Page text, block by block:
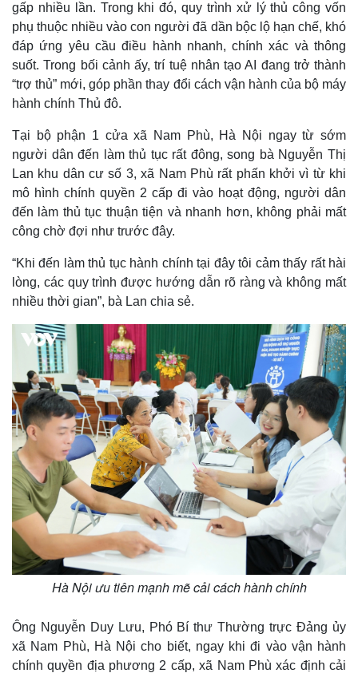
gấp nhiều lần. Trong khi đó, quy trình xử lý thủ công vốn
phụ thuộc nhiều vào con người đã dần bộc lộ hạn chế, khó
đáp ứng yêu cầu điều hành nhanh, chính xác và thông
suốt. Trong bối cảnh ấy, trí tuệ nhân tạo AI đang trở thành
“trợ thủ” mới, góp phần thay đổi cách vận hành của bộ máy
hành chính Thủ đô.
Tại bộ phận 1 cửa xã Nam Phù, Hà Nội ngay từ sớm
người dân đến làm thủ tục rất đông, song bà Nguyễn Thị
Lan khu dân cư số 3, xã Nam Phù rất phấn khởi vì từ khi
mô hình chính quyền 2 cấp đi vào hoạt động, người dân
đến làm thủ tục thuận tiện và nhanh hơn, không phải mất
công chờ đợi như trước đây.
“Khi đến làm thủ tục hành chính tại đây tôi cảm thấy rất hài
lòng, các quy trình được hướng dẫn rõ ràng và không mất
nhiều thời gian”, bà Lan chia sẻ.
Hà Nội ưu tiên mạnh mẽ cải cách hành chính
Ông Nguyễn Duy Lưu, Phó Bí thư Thường trực Đảng ủy
xã Nam Phù, Hà Nội cho biết, ngay khi đi vào vận hành
chính quyền địa phương 2 cấp, xã Nam Phù xác định cải